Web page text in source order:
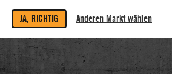
JA, RICHTIG Anderen Markt wählen